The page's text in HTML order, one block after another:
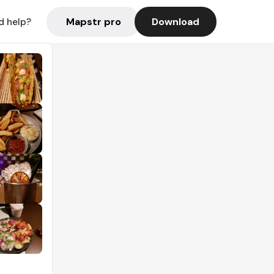
help? Mapstr pro Download